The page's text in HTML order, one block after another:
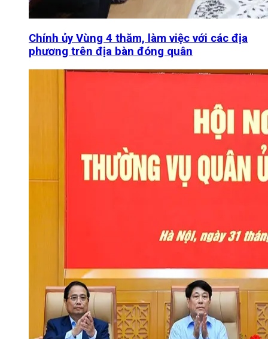
Chính ủy Vùng 4 thăm, làm việc với các địa
phương trên địa bàn đóng quân